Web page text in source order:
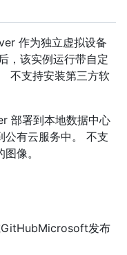
作为独立虚拟设备
，该实例运行带自定
不支持安装第三方软
部署到本地数据中心
公有云服务中。 不支
像。
GitHubMicrosoft发布